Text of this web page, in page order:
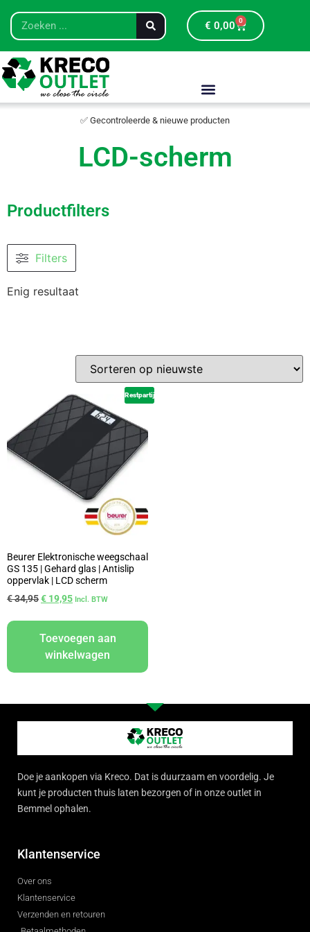
€ 0,00 0
✅ Gecontroleerde & nieuwe producten
LCD-scherm
Productfilters
Filters
Enig resultaat
Restpartij
Beurer Elektronische weegschaal
GS 135 | Gehard glas | Antislip
oppervlak | LCD scherm
€34,95€ 19,95 Incl. BTW
Toevoegen aan
winkelwagen
Doe je aankopen via Kreco. Dat is duurzaam en voordelig. Je
kunt je producten thuis laten bezorgen of in onze outlet in
Bemmel ophalen.
Klantenservice
Over ons
Klantenservice
Verzenden en retouren